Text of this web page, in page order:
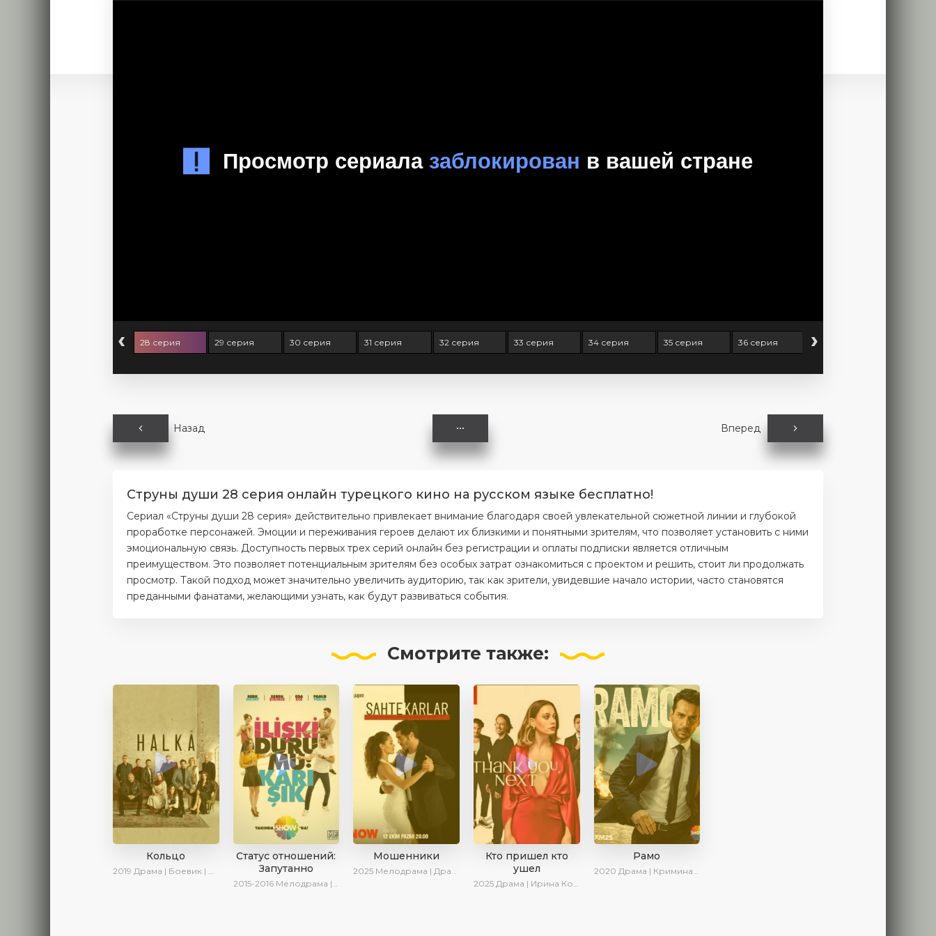
‹ 28 серия 29 серия 30 серия 31 серия 32 серия 33 серия 34 серия 35 серия 36 серия 37 серия
›
Назад Вперед
Струны души 28 серия онлайн турецкого кино на русском языке бесплатно!
Сериал «Струны души 28 серия» действительно привлекает внимание благодаря своей увлекательной сюжетной линии и глубокой
проработке персонажей. Эмоции и переживания героев делают их близкими и понятными зрителям, что позволяет установить с ними
эмоциональную связь. Доступность первых трех серий онлайн без регистрации и оплаты подписки является отличным
преимуществом. Это позволяет потенциальным зрителям без особых затрат ознакомиться с проектом и решить, стоит ли продолжать
просмотр. Такой подход может значительно увеличить аудиторию, так как зрители, увидевшие начало истории, часто становятся
преданными фанатами, желающими узнать, как будут развиваться события.
Смотрите также:
Кольцо
2019 Драма | Боевик | Криминал
Статус отношений:
Запутанно
2015-2016 Мелодрама | Комедия
Мошенники
2025 Мелодрама | Драма | Ирина Котова | AlisaDirilis | Новинки | Сериалы 2025
Кто пришел кто
ушел
2025 Драма | Ирина Котова | Новинки | Сериалы 2025
Рамо
2020 Драма | Криминал | SesDizi | Ирина Котова